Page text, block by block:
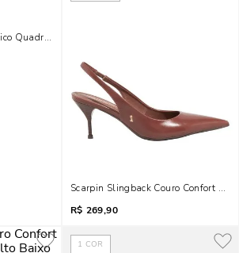
Quadrado Salto Fino Preto
Scarpin Slingback Couro Confort
R$ 269,90
1 COR